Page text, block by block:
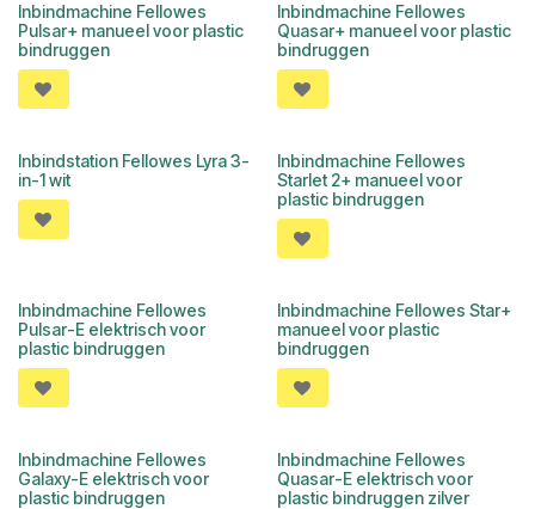
Inbindmachine Fellowes
Pulsar+ manueel voor plastic
bindruggen
Inbindmachine Fellowes
Quasar+ manueel voor plastic
bindruggen
Inbindstation Fellowes Lyra 3-
in-1 wit
Inbindmachine Fellowes
Starlet 2+ manueel voor
plastic bindruggen
Inbindmachine Fellowes
Pulsar-E elektrisch voor
plastic bindruggen
Inbindmachine Fellowes Star+
manueel voor plastic
bindruggen
Inbindmachine Fellowes
Galaxy-E elektrisch voor
plastic bindruggen
Inbindmachine Fellowes
Quasar-E elektrisch voor
plastic bindruggen zilver